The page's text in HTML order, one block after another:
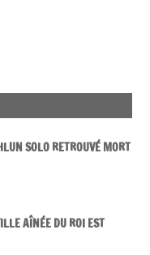
SOLO RETROUVÉ MORT
AÎNÉE DU ROI EST